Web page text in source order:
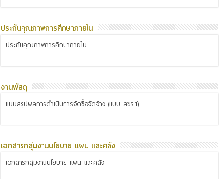
ประกันคุณภาพการศึกษาภายใน
ประกันคุณภาพการศึกษาภายใน
งานพัสดุ
แบบสรุปผลการดำเนินการจัดซื้อจัดจ้าง (แบบ สขร.1)
เอกสารกลุ่มงานนโยบาย แผน และคลัง
เอกสารกลุ่มงานนโยบาย แผน และคลัง